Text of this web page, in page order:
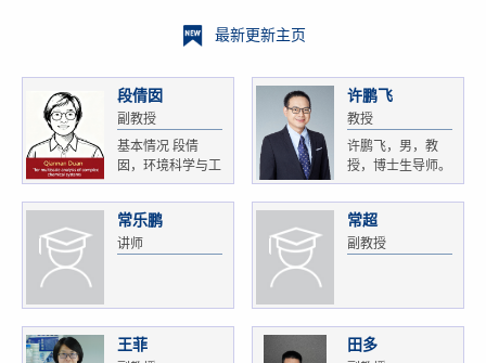
最新更新主页
段倩囡
副教授
基本情况 段倩
囡，环境科学与工
程...
许鹏飞
教授
许鹏飞，男，教
授，博士生导师。
获...
常乐鹏
讲师
常超
副教授
王菲 田多